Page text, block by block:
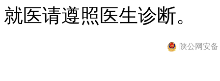
就医请遵照医生诊断。
陕公网安备